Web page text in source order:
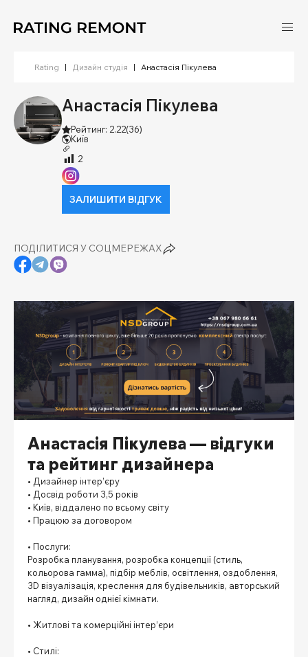
Rating | Дизайн студія | Анастасія Пікулева
Анастасія Пікулева
Рейтинг: 2.22(36)
Київ
2
ЗАЛИШИТИ ВІДГУК
ПОДІЛИТИСЯ У СОЦМЕРЕЖАХ
Анастасія Пікулева — відгуки
та рейтинг дизайнера
• Дизайнер інтер’єру
• Досвід роботи 3,5 років
• Київ, віддалено по всьому світу
• Працюю за договором
• Послуги:
Розробка планування, розробка концепції (стиль,
кольорова гамма), підбір меблів, освітлення, оздоблення,
3D візуалізація, креслення для будівельників, авторський
нагляд, дизайн однієї кімнати.
• Житлові та комерційні інтер’єри
• Стилі: